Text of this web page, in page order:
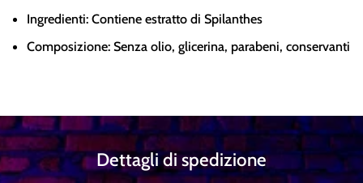
Ingredienti: Contiene estratto di Spilanthes
Composizione: Senza olio, glicerina, parabeni, conservanti
Dettagli di spedizione